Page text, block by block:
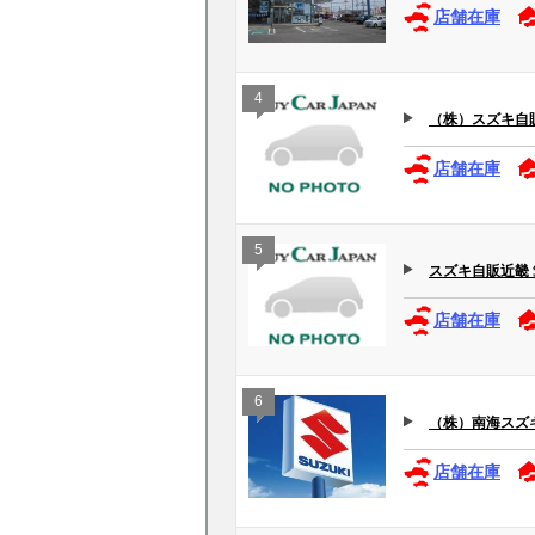
店舗在庫
4
（株）スズキ
店舗在庫
5
スズキ自販近畿
店舗在庫
6
（株）南海ス
店舗在庫